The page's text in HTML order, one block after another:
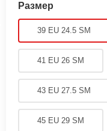
Размер
39 EU 24.5 SM
41 EU 26 SM
43 EU 27.5 SM
45 EU 29 SM